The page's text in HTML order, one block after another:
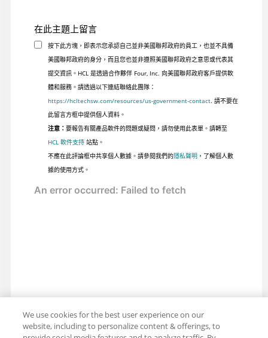
在此主題上留言
按下此方塊，即表示您承認自己並非美國聯邦政府的員工，也並不具備
美國聯邦政府的身分，而且您也並非遵照美國聯邦政府之意思或代表其
提交資訊。HCL 是透過合作夥伴 Four, Inc. 向美國聯邦政府客戶提供軟
體和服務。請透過以下連結聯絡此團隊：
https://hcltechsw.com/resources/us-government-contact. 請不要在
此留言方框中提供個人資料。
注意： 要報告有關產品軟件的問題或疑問，請勿使用此表單。請轉至
HCL 軟件支持站點。
不應在此評論框中共享個人數據。請參閱我們的隱私聲明 ，了解個人數
據的使用方式。
We use cookies for the best user experience on our
website, including to personalize content & offerings, to